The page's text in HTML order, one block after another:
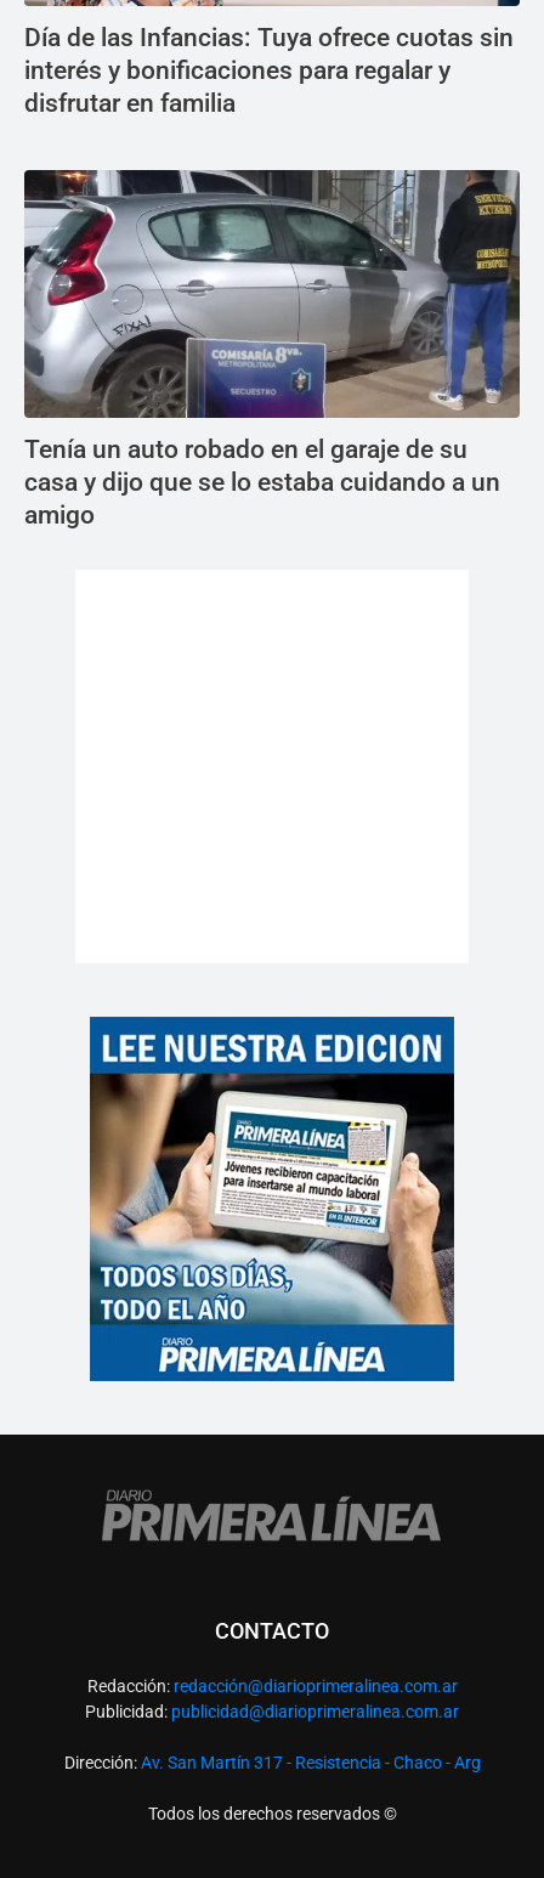
Día de las Infancias: Tuya ofrece cuotas sin
interés y bonificaciones para regalar y
disfrutar en familia
Tenía un auto robado en el garaje de su
casa y dijo que se lo estaba cuidando a un
amigo
CONTACTO
Redacción: redacción@diarioprimeralinea.com.ar
Publicidad: publicidad@diarioprimeralinea.com.ar
Dirección:Av. San Martín 317 - Resistencia - Chaco - Arg
Todos los derechos reservados ©